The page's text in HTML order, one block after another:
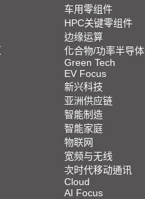
车用零组件
HPC关键零组件
边缘运算
化合物/功率半导体
Green Tech
EV Focus
新兴科技
亚洲供应链
智能制造
智能家庭
物联网
宽频与无线
次时代移动通讯
Cloud
AI Focus